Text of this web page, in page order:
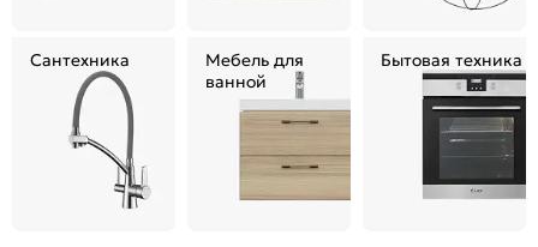
Сантехника
Мебель для
ванной
Бытовая техника